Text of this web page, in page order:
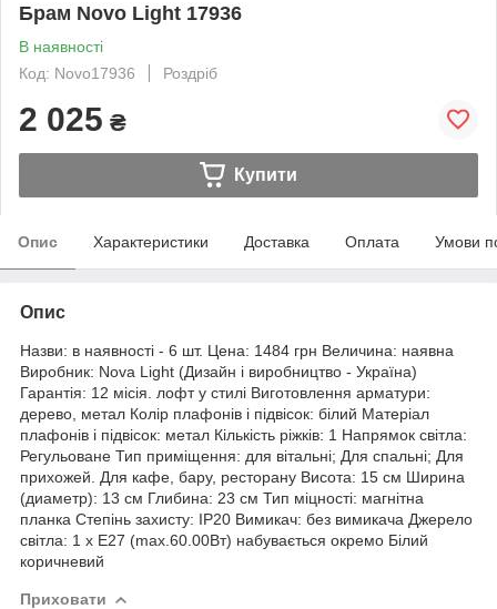
Брам Novo Light 17936
В наявності
Код: Novo17936
Роздріб
2 025 ₴
Купити
Опис Характеристики Доставка Оплата Умови
Опис
Назви: в наявності - 6 шт. Цена: 1484 грн Величина: наявна
Виробник: Nova Light (Дизайн і виробництво - Україна)
Гарантія: 12 місія. лофт у стилі Виготовлення арматури:
дерево, метал Колір плафонів і підвісок: білий Матеріал
плафонів і підвісок: метал Кількість ріжків: 1 Напрямок світла:
Регульоване Тип приміщення: для вітальні; Для спальні; Для
прихожей. Для кафе, бару, ресторану Висота: 15 см Ширина
(диаметр): 13 см Глибина: 23 см Тип міцності: магнітна
планка Степінь захисту: IP20 Вимикач: без вимикача Джерело
світла: 1 x E27 (max.60.00Вт) набувається окремо Білий
коричневий
Приховати